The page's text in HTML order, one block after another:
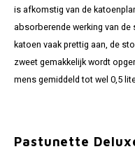
is afkomstig van de
absorberende werking van
katoen vaak prettig aan, de
zweet gemakkelijk wordt
mens gemiddeld tot wel 0,5
Pastunette